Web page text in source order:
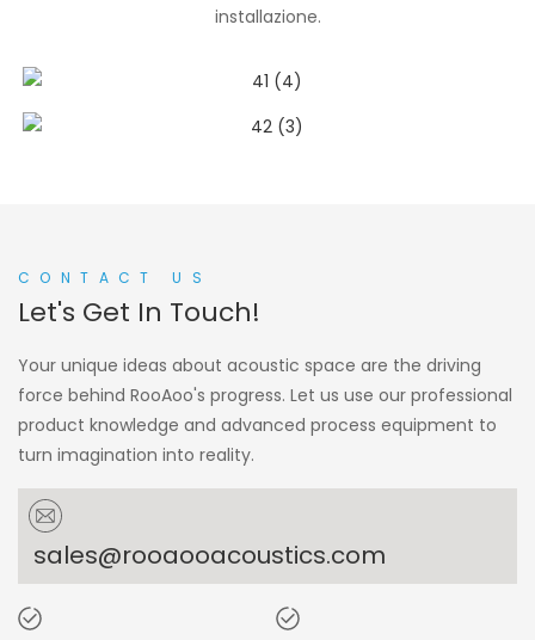
installazione.
CONTACT US
Let's Get In Touch!
Your unique ideas about acoustic space are the driving
force behind RooAoo's progress. Let us use our professional
product knowledge and advanced process equipment to
turn imagination into reality.
sales@rooaooacoustics.com